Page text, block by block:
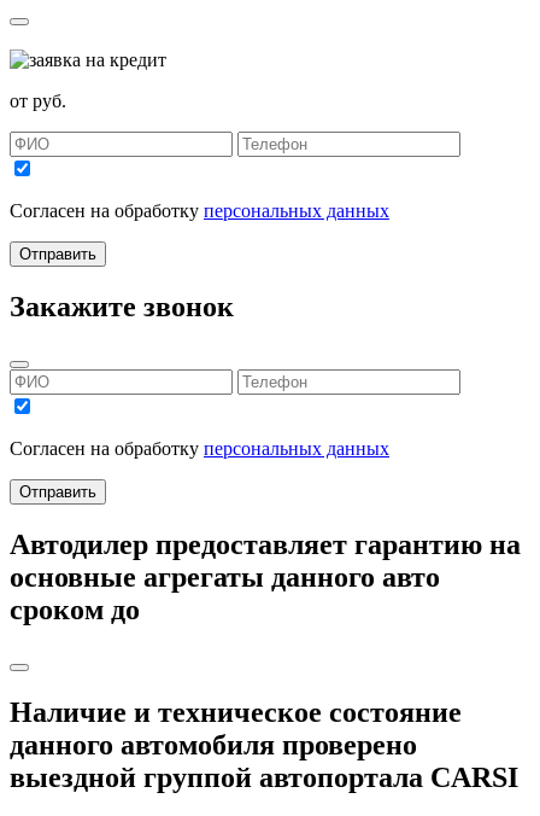
от руб.
Согласен на обработку персональных данных
Отправить
Закажите звонок
Согласен на обработку персональных данных
Отправить
Автодилер предоставляет гарантию на
основные агрегаты данного авто
сроком до
Наличие и техническое состояние
данного автомобиля проверено
выездной группой автопортала CARSI